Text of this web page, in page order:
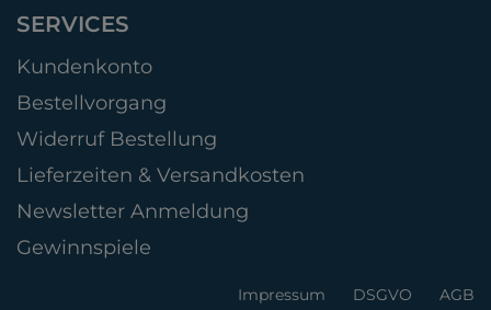
SERVICES
Kundenkonto
Bestellvorgang
Widerruf Bestellung
Lieferzeiten & Versandkosten
Newsletter Anmeldung
Gewinnspiele
Impressum DSGVO AGB